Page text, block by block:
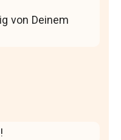
von Deinem